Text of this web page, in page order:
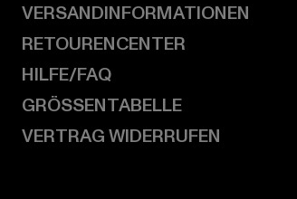
VERSANDINFORMATIONEN
RETOURENCENTER
HILFE/FAQ
GRÖSSENTABELLE
VERTRAG WIDERRUFEN